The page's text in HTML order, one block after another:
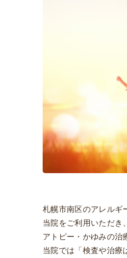
札幌市南区のアレルギ
当院をご利用いただき
アトピー・かゆみの治
当院では「検査や治療